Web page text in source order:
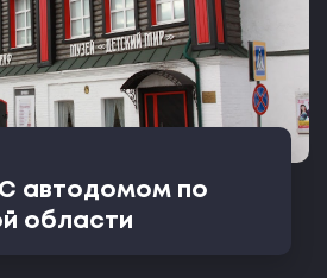
автодомом по
области